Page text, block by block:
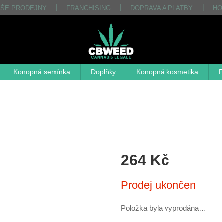
PRODEJNY FRANCHISING DOPRAVA A PLATBY
Konopná semínka Doplňky Konopná kosmetika
264 Kč
cena:
Prodej ukončen
Položka byla vyprodána…